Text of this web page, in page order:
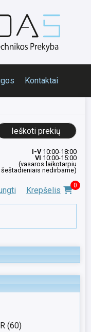
Kontaktai
I-V10:00-18:00
VI 10:00-15:00
(vasaros laikotarpiu
šeštadieniais nedirbame)
Krepšelis 0
(60)